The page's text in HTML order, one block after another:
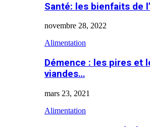
Santé: les bienfaits de
novembre 28, 2022
Alimentation
Démence : les pires et
viandes…
mars 23, 2021
Alimentation